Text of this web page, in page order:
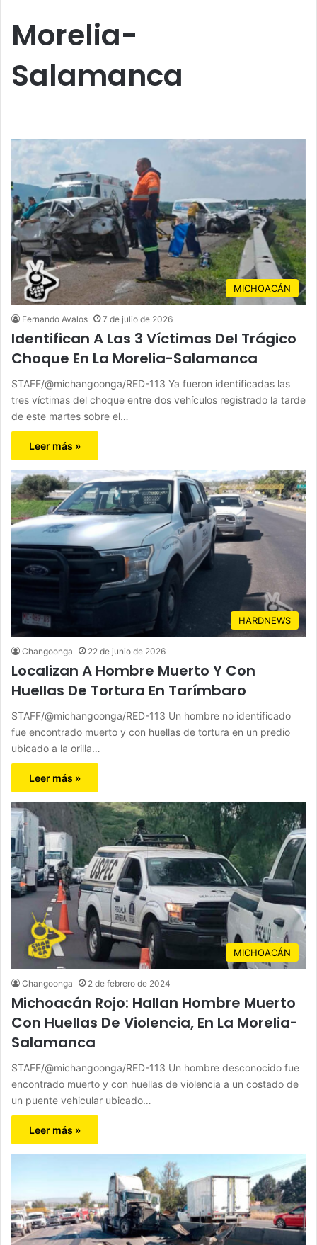
Morelia-
Salamanca
MICHOACÁN
Fernando Avalos 7 de julio de 2026
Identifican A Las 3 Víctimas Del Trágico
Choque En La Morelia-Salamanca
STAFF/@michangoonga/RED-113 Ya fueron identificadas las
tres víctimas del choque entre dos vehículos registrado la tarde
de este martes sobre el…
Leer más »
HARDNEWS
Changoonga 22 de junio de 2026
Localizan A Hombre Muerto Y Con
Huellas De Tortura En Tarímbaro
STAFF/@michangoonga/RED-113 Un hombre no identificado
fue encontrado muerto y con huellas de tortura en un predio
ubicado a la orilla…
Leer más »
MICHOACÁN
Changoonga 2 de febrero de 2024
Michoacán Rojo: Hallan Hombre Muerto
Con Huellas De Violencia, En La Morelia-
Salamanca
STAFF/@michangoonga/RED-113 Un hombre desconocido fue
encontrado muerto y con huellas de violencia a un costado de
un puente vehicular ubicado…
Leer más »